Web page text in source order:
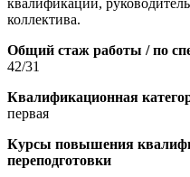
квалификации,
коллектива.
Общий стаж работы / по
42/31
Квалификационная
первая
Курсы повышения
переподготовки